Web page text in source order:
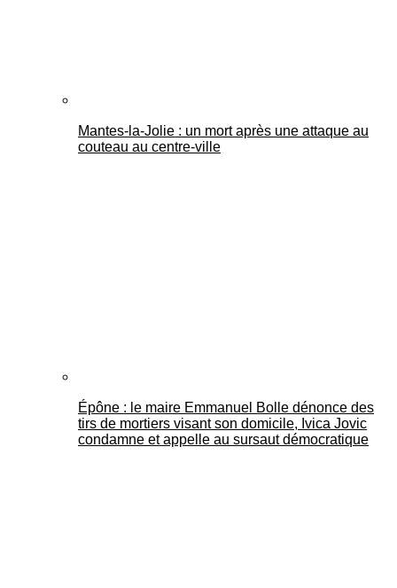
Mantes-la-Jolie : un mort après une attaque au
couteau au centre-ville
Épône : le maire Emmanuel Bolle dénonce des
tirs de mortiers visant son domicile, Ivica Jovic
condamne et appelle au sursaut démocratique